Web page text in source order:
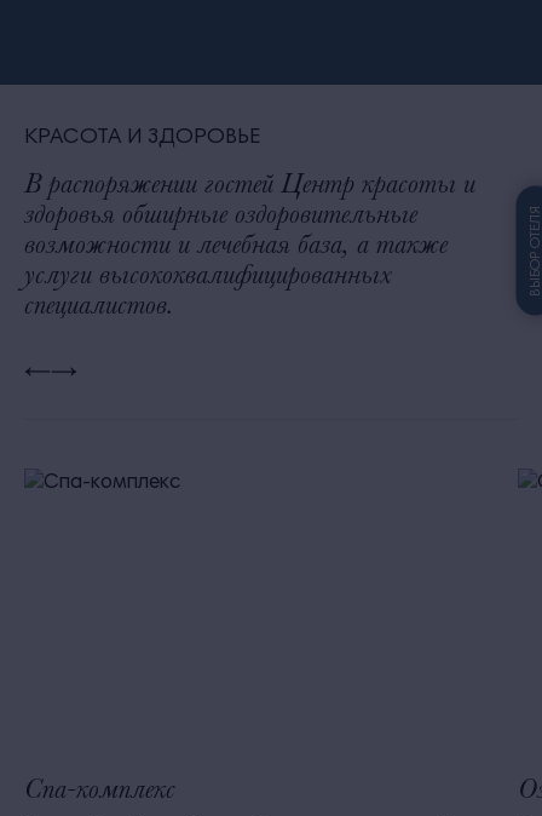
КРАСОТА И ЗДОРОВЬЕ
В распоряжении гостей Центр красоты и
здоровья обширные оздоровительные
возможности и лечебная база, а также
услуги высококвалифицированных
специалистов.
Спа-комплекс
ВЫБОР ОТЕЛЯ